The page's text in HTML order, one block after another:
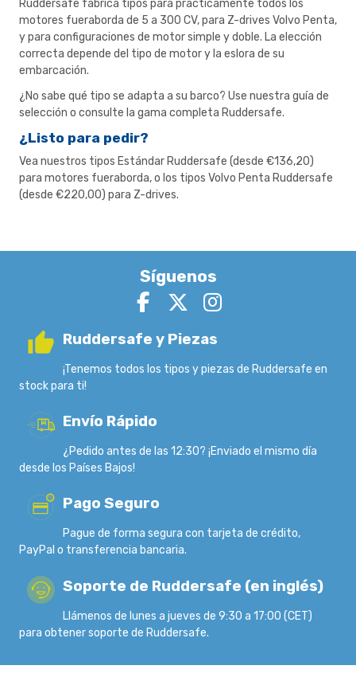
Ruddersafe fabrica tipos para prácticamente todos los
motores fueraborda de 5 a 300 CV, para Z-drives Volvo Penta,
y para configuraciones de motor simple y doble. La elección
correcta depende del tipo de motor y la eslora de su
embarcación.
¿No sabe qué tipo se adapta a su barco? Use nuestra guía de
selección o consulte la gama completa Ruddersafe.
¿Listo para pedir?
Vea nuestros tipos Estándar Ruddersafe (desde €136,20)
para motores fueraborda, o los tipos Volvo Penta Ruddersafe
(desde €220,00) para Z-drives.
Síguenos
Ruddersafe y Piezas
¡Tenemos todos los tipos y piezas de Ruddersafe en
stock para ti!
Envío Rápido
¿Pedido antes de las 12:30? ¡Enviado el mismo día
desde los Países Bajos!
Pago Seguro
Pague de forma segura con tarjeta de crédito,
PayPal o transferencia bancaria.
Soporte de Ruddersafe (en inglés)
Llámenos de lunes a jueves de 9:30 a 17:00 (CET)
para obtener soporte de Ruddersafe.